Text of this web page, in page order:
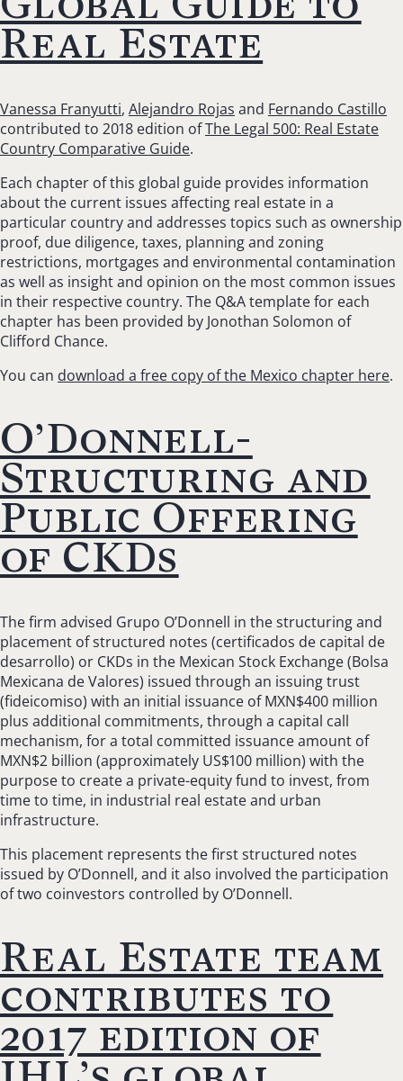
Real Estate
Vanessa Franyutti, Alejandro Rojas and Fernando Castillo
contributed to 2018 edition ofThe Legal 500: Real Estate
Country Comparative Guide.
Each chapter of this global guide provides information
about the current issues affecting real estate in a
particular country and addresses topics such as ownership
proof, due diligence, taxes, planning and zoning
restrictions, mortgages and environmental contamination
as well as insight and opinion on the most common issues
in their respective country. The Q&A template for each
chapter has been provided by Jonothan Solomon of
Clifford Chance.
You can download a free copy of the Mexico chapter here.
O’Donnell-
Structuring and
Public Offering
of CKDs
The firm advised Grupo O’Donnell in the structuring and
placement of structured notes (certificados de capital de
desarrollo) or CKDs in the Mexican Stock Exchange (Bolsa
Mexicana de Valores) issued through an issuing trust
(fideicomiso) with an initial issuance of MXN$400 million
plus additional commitments, through a capital call
mechanism, for a total committed issuance amount of
MXN$2 billion (approximately US$100 million) with the
purpose to create a private-equity fund to invest, from
time to time, in industrial real estate and urban
infrastructure.
This placement represents the first structured notes
issued by O’Donnell, and it also involved the participation
of two coinvestors controlled by O’Donnell.
Real Estate team
contributes to
2017 edition of